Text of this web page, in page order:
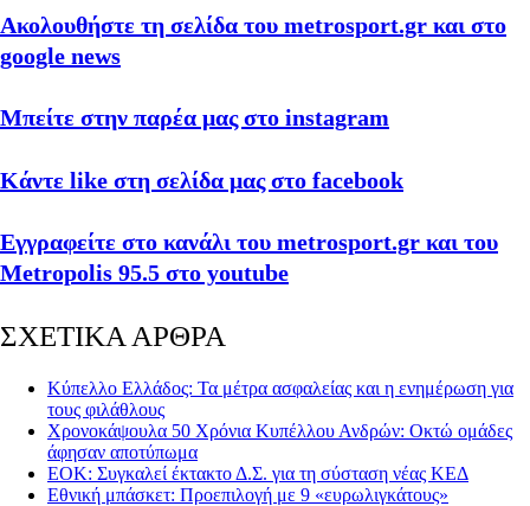
Ακολουθήστε τη σελίδα του metrosport.gr και στο
google news
Μπείτε στην παρέα μας στο instagram
Κάντε like στη σελίδα μας στο facebook
Εγγραφείτε στο κανάλι του metrosport.gr και του
Metropolis 95.5 στο youtube
ΣΧΕΤΙΚΑ ΑΡΘΡΑ
Κύπελλο Ελλάδος: Τα μέτρα ασφαλείας και η ενημέρωση για
τους φιλάθλους
Χρονοκάψουλα 50 Χρόνια Κυπέλλου Ανδρών: Οκτώ ομάδες
άφησαν αποτύπωμα
ΕΟΚ: Συγκαλεί έκτακτο Δ.Σ. για τη σύσταση νέας ΚΕΔ
Εθνική μπάσκετ: Προεπιλογή με 9 «ευρωλιγκάτους»